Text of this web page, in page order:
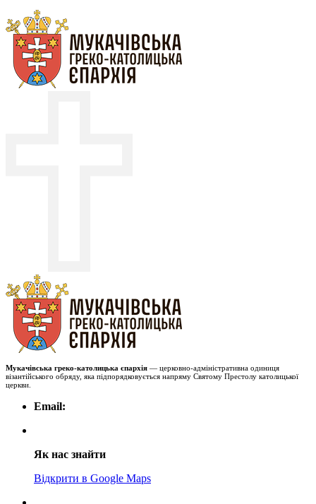
Мукачівська греко-католицька єпархія — церковно-адміністративна одиниця
візантійського обряду, яка підпорядковується напряму Святому Престолу католицької
церкви.
Email:
Як нас знайти
Відкрити в Google Maps